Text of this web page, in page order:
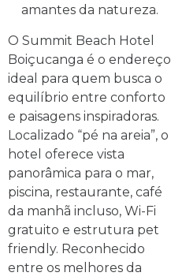
amantes da natureza.
O Summit Beach Hotel
Boiçucanga é o endereço
ideal para quem busca o
equilíbrio entre conforto
e paisagens inspiradoras.
Localizado “pé na areia”, o
hotel oferece vista
panorâmica para o mar,
piscina, restaurante, café
da manhã incluso, Wi-Fi
gratuito e estrutura pet
friendly. Reconhecido
entre os melhores da